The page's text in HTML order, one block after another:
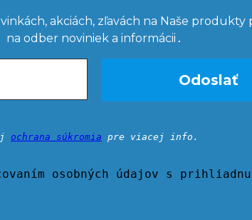
akciách, zľavách na Naše produkty
na odber noviniek a informácii .
ochrana súkromia pre viacej info.
osobných údajov s